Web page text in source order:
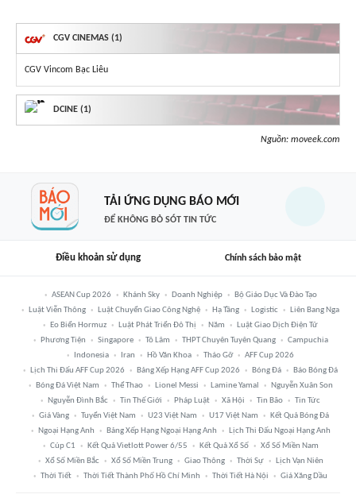
CGV CINEMAS (1)
CGV Vincom Bạc Liêu
DCINE (1)
Nguồn: moveek.com
TẢI ỨNG DỤNG BÁO MỚI
ĐỂ KHÔNG BỎ SÓT TIN TỨC
Điều khoản sử dụng Chính sách bảo mật
ASEAN Cup 2026 Khánh Sky Doanh Nghiệp
Bộ Giáo Dục Và Đào Tạo
Luật Viễn Thông
Luật Chuyển Giao Công Nghệ Hạ Tầng Logistic
Liên Bang Nga
Eo Biển Hormuz
Luật Phát Triển Đô Thị Năm
Luật Giao Dịch Điện Tử
Phương Tiện
Singapore Tô Lâm THPT Chuyên Tuyên Quang
Campuchia
Indonesia
Iran Hồ Văn Khoa Tháo Gỡ
AFF Cup 2026
Lịch Thi Đấu AFF Cup 2026
Bảng Xếp Hạng AFF Cup 2026 Bóng Đá
Báo Bóng Đá
Bóng Đá Việt Nam
Thể Thao Lionel Messi Lamine Yamal
Nguyễn Xuân Son
Nguyễn Đình Bắc
Tin Thế Giới Pháp Luật Xã Hội Tin Bão
Tin Tức
Giá Vàng
Tuyển Việt Nam U23 Việt Nam U17 Việt Nam
Kết Quả Bóng Đá
Ngoại Hạng Anh
Bảng Xếp Hạng Ngoại Hạng Anh
Lịch Thi Đấu Ngoại Hạng Anh
Cúp C1
Kết Quả Vietlott Power 6/55 Kết Quả Xổ Số
Xổ Số Miền Nam
Xổ Số Miền Bắc
Xổ Số Miền Trung Giao Thông Thời Sự
Lịch Vạn Niên
Thời Tiết
Thời Tiết Thành Phố Hồ Chí Minh Thời Tiết Hà Nội Giá Xăng Dầu